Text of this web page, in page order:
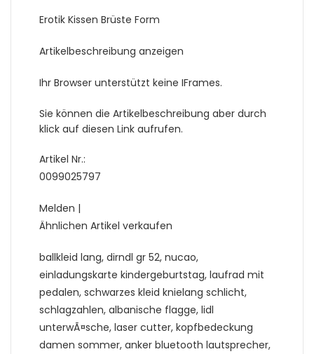
Erotik Kissen Brüste Form
Artikelbeschreibung anzeigen
Ihr Browser unterstützt keine IFrames.
Sie können die Artikelbeschreibung aber durch
klick auf diesen Link aufrufen.
Artikel Nr.:
0099025797
Melden |
Ähnlichen Artikel verkaufen
ballkleid lang, dirndl gr 52, nucao,
einladungskarte kindergeburtstag, laufrad mit
pedalen, schwarzes kleid knielang schlicht,
schlagzahlen, albanische flagge, lidl
unterwÃ¤sche, laser cutter, kopfbedeckung
damen sommer, anker bluetooth lautsprecher,